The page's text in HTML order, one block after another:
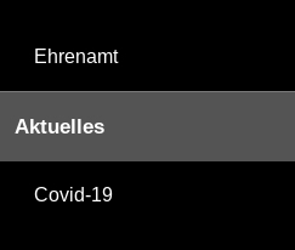
Ehrenamt
Aktuelles
Covid-19